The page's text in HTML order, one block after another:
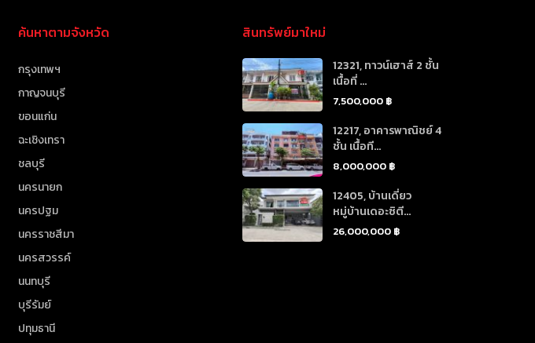
ค้นหาตามจังหวัด
กรุงเทพฯ
กาญจนบุรี
ขอนแก่น
ฉะเชิงเทรา
ชลบุรี
นครนายก
นครปฐม
นครราชสีมา
นครสวรรค์
นนทบุรี
บุรีรัมย์
ปทุมธานี
สินทรัพย์มาใหม่
12321, ทาวน์เฮาส์ 2 ชั้น
เนื้อที่ ...
7,500,000 ฿
12217, อาคารพาณิชย์ 4
ชั้น เนื้อที...
8,000,000 ฿
12405, บ้านเดี่ยว
หมู่บ้านเดอะซิตี...
26,000,000 ฿